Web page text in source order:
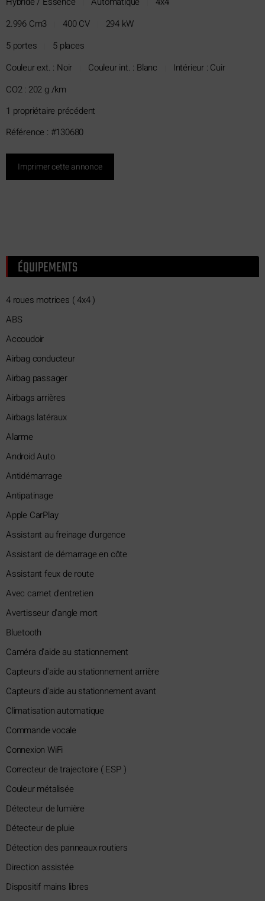
2.996 Cm3
400 CV
294 kW
5 portes
5 places
Couleur ext. : Noir
Couleur int. : Blanc
Intérieur : Cuir
CO2 : 202 g /km
1 propriétaire précédent
Référence : #130680
Imprimer cette annonce
ÉQUIPEMENTS
4 roues motrices ( 4x4 )
ABS
Accoudoir
Airbag conducteur
Airbag passager
Airbags arrières
Airbags latéraux
Alarme
Android Auto
Antidémarrage
Antipatinage
Apple CarPlay
Assistant au freinage d'urgence
Assistant de démarrage en côte
Assistant feux de route
Avec carnet d'entretien
Avertisseur d'angle mort
Bluetooth
Caméra d'aide au stationnement
Capteurs d'aide au stationnement arrière
Capteurs d'aide au stationnement avant
Climatisation automatique
Commande vocale
Connexion WiFi
Correcteur de trajectoire ( ESP )
Couleur métalisée
Détecteur de lumière
Détecteur de pluie
Détection des panneaux routiers
Direction assistée
Dispositif mains libres